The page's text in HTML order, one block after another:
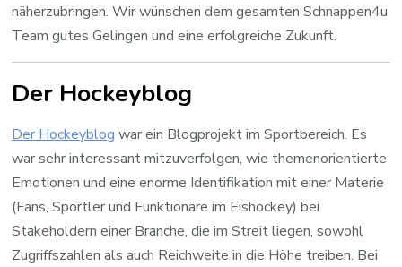
näherzubringen. Wir wünschen dem gesamten Schnappen4u
Team gutes Gelingen und eine erfolgreiche Zukunft.
Der Hockeyblog
Der Hockeyblog war ein Blogprojekt im Sportbereich. Es
war sehr interessant mitzuverfolgen, wie themenorientierte
Emotionen und eine enorme Identifikation mit einer Materie
(Fans, Sportler und Funktionäre im Eishockey) bei
Stakeholdern einer Branche, die im Streit liegen, sowohl
Zugriffszahlen als auch Reichweite in die Höhe treiben. Bei